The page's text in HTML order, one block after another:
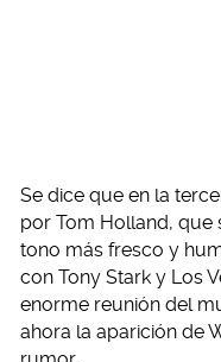
Se dice que en la
por Tom Holland, que
tono más fresco y
con Tony Stark y Los
enorme reunión del
ahora la aparición de